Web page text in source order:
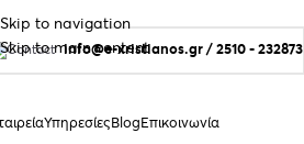
Skip to navigation
Skip to main content
info@e-xristianos.gr/2510 - 232873
ΥπηρεσίεςBlogΕπικοινωνία